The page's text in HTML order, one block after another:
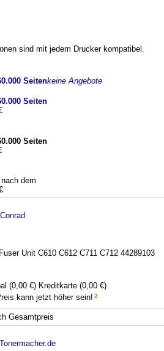
sind mit jedem Drucker kompatibel.
Seitenkeine Angebote
Seiten
Seiten
dem
Conrad
Unit C610 C612 C711 C712 44289103
(0,00 €) Kreditkarte (0,00 €)
kann jetzt höher sein! 2
Gesamtpreis
Tonermacher.de